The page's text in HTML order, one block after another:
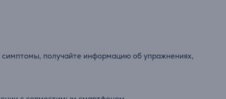
получайте информацию об упражнениях,